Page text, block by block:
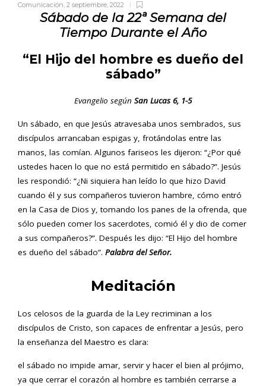
Comunicación, 2 septiembre, 2022
Sábadode la 22ª Semana del
Tiempo Durante el Año
“El Hijo del hombre es dueño del
sábado”
Evangelio según San Lucas 6, 1-5
Un sábado, en que Jesús atravesaba unos sembrados, sus
discípulos arrancaban espigas y, frotándolas entre las
manos, las comían. Algunos fariseos les dijeron: “¿Por qué
ustedes hacen lo que no está permitido en sábado?”. Jesús
les respondió: “¿Ni siquiera han leído lo que hizo David
cuando él y sus compañeros tuvieron hambre, cómo entró
en la Casa de Dios y, tomando los panes de la ofrenda, que
sólo pueden comer los sacerdotes, comió él y dio de comer
a sus compañeros?”. Después les dijo: “El Hijo del hombre
es dueño del sábado”. Palabra del Señor.
Meditación
Los celosos de la guarda de la Ley recriminan a los
discípulos de Cristo, son capaces de enfrentar a Jesús, pero
la enseñanza del Maestro es clara:
el sábado no impide amar, servir y hacer el bien al prójimo,
ya que cerrar el corazón al hombre es también cerrarse a